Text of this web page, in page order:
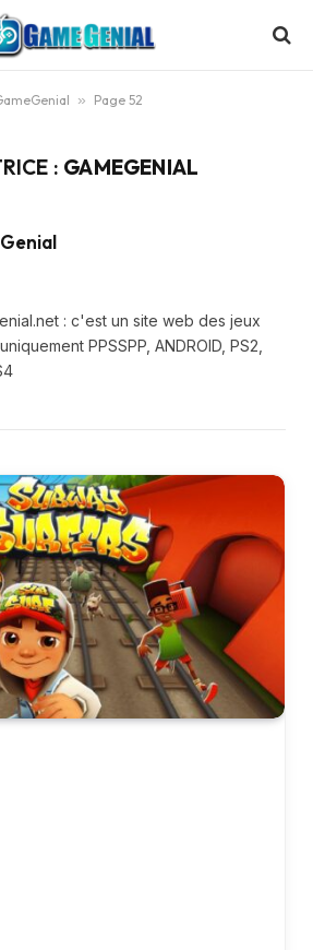
» Page 52
: GAMEGENIAL
: c'est un site web des jeux
PPSSPP, ANDROID, PS2,